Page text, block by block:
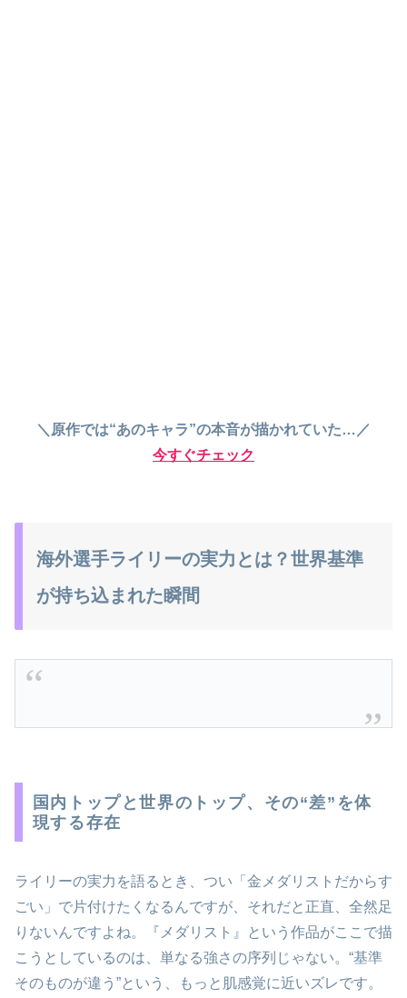
＼原作では“あのキャラ”の本音が描かれていた…／
今すぐチェック
海外選手ライリーの実力とは？世界基準
が持ち込まれた瞬間
国内トップと世界のトップ、その“差”を体
現する存在
ライリーの実力を語るとき、つい「金メダリストだからす
ごい」で片付けたくなるんですが、それだと正直、全然足
りないんですよね。『メダリスト』という作品がここで描
こうとしているのは、単なる強さの序列じゃない。“基準
そのものが違う”という、もっと肌感覚に近いズレです。